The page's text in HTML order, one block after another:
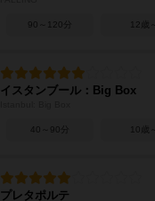
90～120分 12歳～
イスタンブール：Big Box
40～90分 10歳～
プレタポルテ